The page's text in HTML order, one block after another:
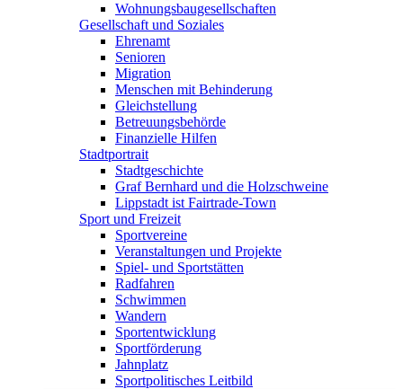
Wohnungsbaugesellschaften
Gesellschaft und Soziales
Ehrenamt
Senioren
Migration
Menschen mit Behinderung
Gleichstellung
Betreuungsbehörde
Finanzielle Hilfen
Stadtportrait
Stadtgeschichte
Graf Bernhard und die Holzschweine
Lippstadt ist Fairtrade-Town
Sport und Freizeit
Sportvereine
Veranstaltungen und Projekte
Spiel- und Sportstätten
Radfahren
Schwimmen
Wandern
Sportentwicklung
Sportförderung
Jahnplatz
Sportpolitisches Leitbild